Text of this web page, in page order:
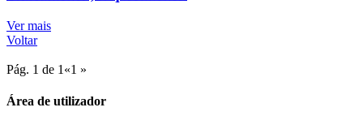
Ver mais
Voltar
Pág. 1 de 1 «1 »
Área de utilizador